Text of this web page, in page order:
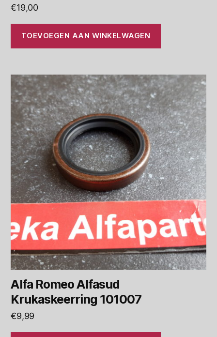
€19,00
TOEVOEGEN AAN WINKELWAGEN
Alfa Romeo Alfasud
Krukaskeerring 101007
€9,99